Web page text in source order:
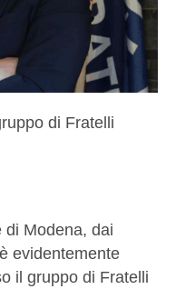
di Fratelli
di Modena, dai
evidentemente
il gruppo di Fratelli